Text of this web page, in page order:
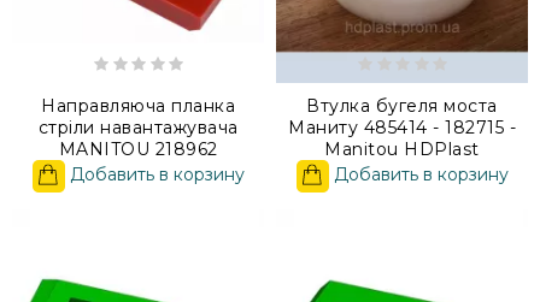
Направляюча планка
стріли навантажувача
MANITOU 218962
Добавить в корзину
Втулка бугеля моста
Маниту 485414 - 182715 -
Manitou HDPlast
Добавить в корзину